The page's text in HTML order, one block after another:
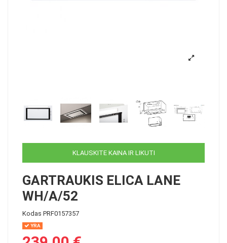
KLAUSKITE KAINA IR LIKUTI
GARTRAUKIS ELICA LANE
WH/A/52
Kodas PRF0157357
YRA